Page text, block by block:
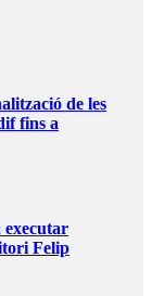
de les
fins a
executar
Felip